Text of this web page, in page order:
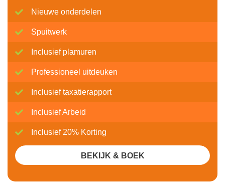
Nieuwe onderdelen
Spuitwerk
Inclusief plamuren
Professioneel uitdeuken
Inclusief taxatierapport
Inclusief Arbeid
Inclusief 20% Korting
BEKIJK & BOEK